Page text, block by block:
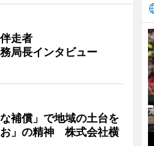
走者
局長インタビュー
補償」で地域の土台を
」の精神 株式会社横